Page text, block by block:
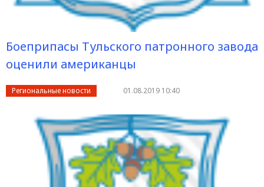
Боеприпасы Тульского патронного завода
оценили американцы
Региональные новости 01.08.2019 10:40